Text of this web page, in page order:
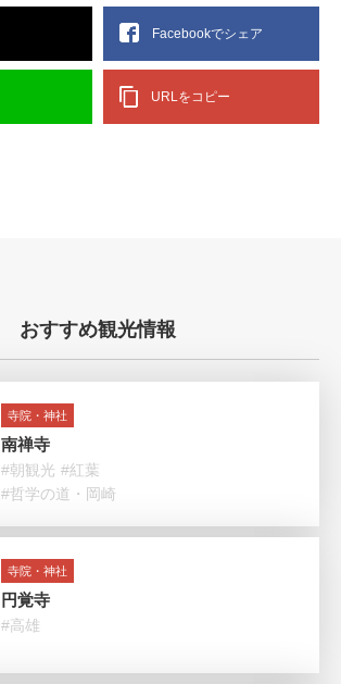
Facebookでシェア
URLをコピー
おすすめ観光情報
寺院・神社
南禅寺
#朝観光 #紅葉
#哲学の道・岡崎
寺院・神社
円覚寺
#高雄